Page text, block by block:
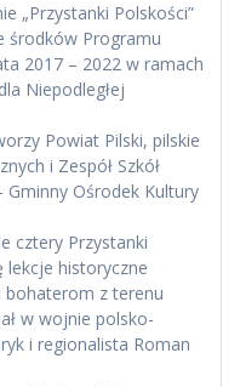
„Przystanki Polskości”
środków Programu
2017 – 2022 w ramach
Niepodległej
Powiat Pilski, pilskie
i Zespół Szkół
Ośrodek Kultury
cztery Przystanki
lekcje historyczne
bohaterom z terenu
w wojnie polsko-
i regionalista Roman